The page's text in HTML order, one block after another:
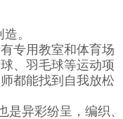
。
专用教室和体育场
、羽毛球等运动项
都能找到自我放松
异彩纷呈，编织、